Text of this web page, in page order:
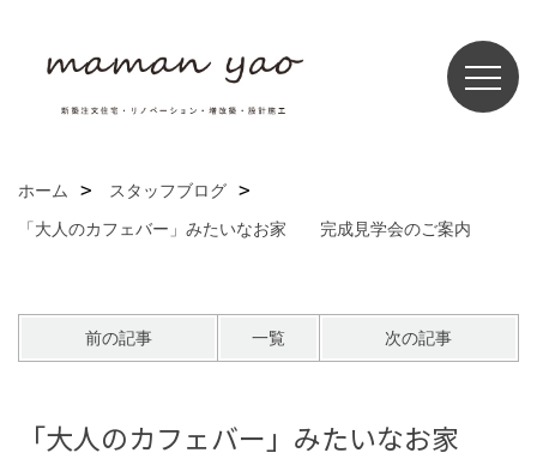
ホーム
スタッフブログ
「大人のカフェバー」みたいなお家 完成見学会のご案内
前の記事 一覧 次の記事
「大人のカフェバー」みたいなお家